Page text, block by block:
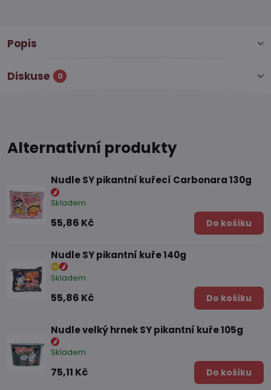
Popis
Diskuse 0
Alternativní produkty
Nudle SY pikantní kuřecí Carbonara 130g
Skladem
55,86 Kč Do košíku
Nudle SY pikantní kuře 140g
Skladem
55,86 Kč Do košíku
Nudle velký hrnek SY pikantní kuře 105g
Skladem
75,11 Kč Do košíku